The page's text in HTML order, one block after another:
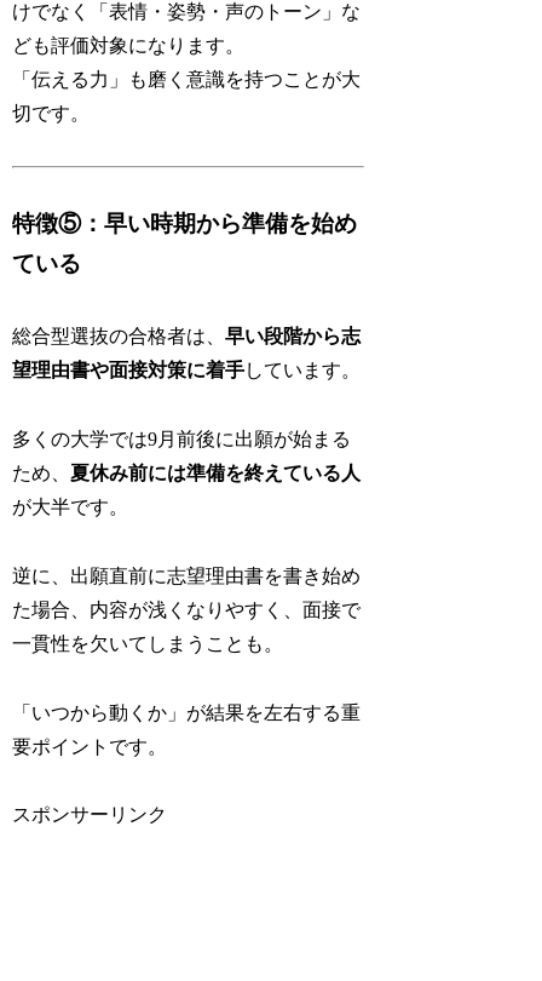
けでなく「表情・姿勢・声のトーン」な
ども評価対象になります。
「伝える力」も磨く意識を持つことが大
切です。
特徴⑤：早い時期から準備を始め
ている
総合型選抜の合格者は、早い段階から志
望理由書や面接対策に着手しています。
多くの大学では9月前後に出願が始まる
ため、夏休み前には準備を終えている人
が大半です。
逆に、出願直前に志望理由書を書き始め
た場合、内容が浅くなりやすく、面接で
一貫性を欠いてしまうことも。
「いつから動くか」が結果を左右する重
要ポイントです。
スポンサーリンク